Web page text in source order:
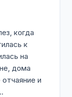
когда
к
на
дома
и